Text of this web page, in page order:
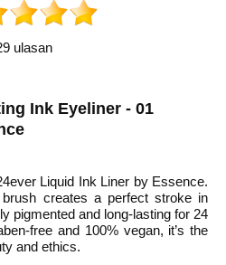
ulasan
Ink Eyeliner - 01
Liquid Ink Liner by Essence.
creates a perfect stroke in
pigmented and long-lasting for 24
free and 100% vegan, it’s the
and ethics.